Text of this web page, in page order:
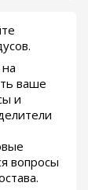
ваше
и
вопросы